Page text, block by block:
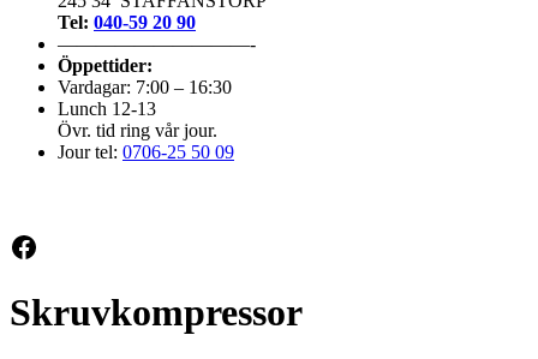
Tel: 040-59 20 90
——————————-
Öppettider:
Vardagar: 7:00 – 16:30
Lunch 12-13
Övr. tid ring vår jour.
Jour tel: 0706-25 50 09
Facebook
Skruvkompressor